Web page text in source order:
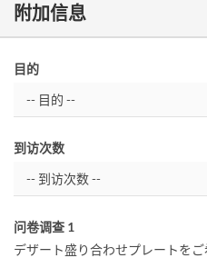
附加信息
目的
到访次数
问卷调查 1
デザート盛り合わせプレートを